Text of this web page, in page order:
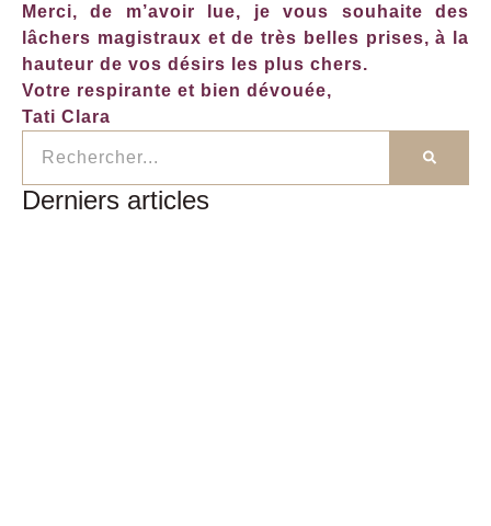
Merci, de m’avoir lue, je vous souhaite des
lâchers magistraux et de très belles prises, à la
hauteur de vos désirs les plus chers.
Votre respirante et bien dévouée,
Tati Clara
Derniers articles